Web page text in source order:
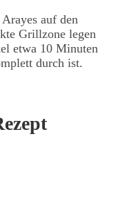
auf den
Grillzone legen
etwa 10 Minuten
durch ist.